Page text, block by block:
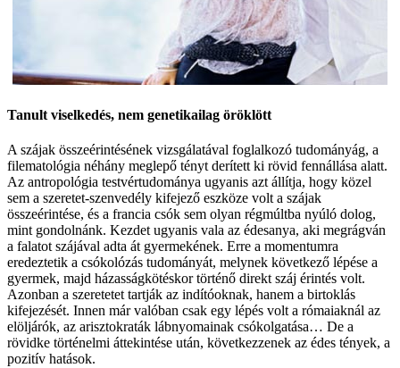
Tanult viselkedés, nem genetikailag öröklött
A szájak összeérintésének vizsgálatával foglalkozó tudományág, a
filematológia néhány meglepő tényt derített ki rövid fennállása alatt.
Az antropológia testvértudománya ugyanis azt állítja, hogy közel
sem a szeretet-szenvedély kifejező eszköze volt a szájak
összeérintése, és a francia csók sem olyan régmúltba nyúló dolog,
mint gondolnánk. Kezdet ugyanis vala az édesanya, aki megrágván
a falatot szájával adta át gyermekének. Erre a momentumra
eredeztetik a csókolózás tudományát, melynek következő lépése a
gyermek, majd házasságkötéskor történő direkt száj érintés volt.
Azonban a szeretetet tartják az indítóoknak, hanem a birtoklás
kifejezését. Innen már valóban csak egy lépés volt a rómaiaknál az
elöljárók, az arisztokraták lábnyomainak csókolgatása… De a
rövidke történelmi áttekintése után, következzenek az édes tények, a
pozitív hatások.